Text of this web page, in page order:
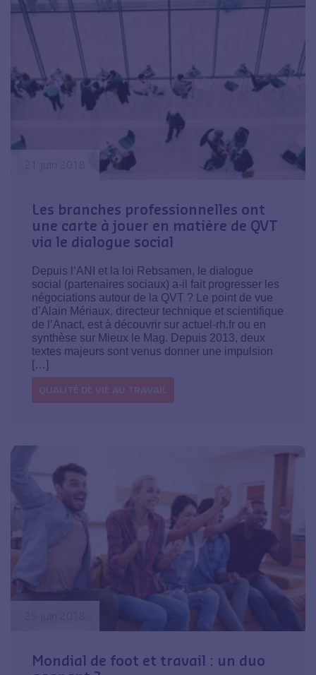
Les branches professionnelles ont
une carte à jouer en matière de QVT
via le dialogue social
Depuis l’ANI et la loi Rebsamen, le dialogue
social (partenaires sociaux) a-il fait progresser les
négociations autour de la QVT ? Le point de vue
d’Alain Mériaux, directeur technique et scientifique
de l’Anact, est à découvrir sur actuel-rh.fr ou en
synthèse sur Mieux le Mag. Depuis 2013, deux
textes majeurs sont venus donner une impulsion
[…]
QUALITÉ DE VIE AU TRAVAIL
Mondial de foot et travail : un duo